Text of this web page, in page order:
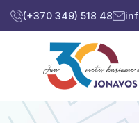
(+370 349) 518 48